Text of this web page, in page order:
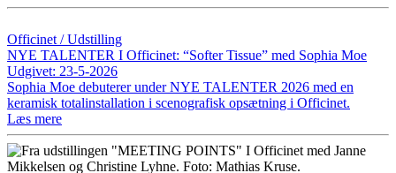
Officinet / Udstilling
NYE TALENTER I Officinet: “Softer Tissue” med Sophia Moe
Udgivet: 23-5-2026
Sophia Moe debuterer under NYE TALENTER 2026 med en
keramisk totalinstallation i scenografisk opsætning i Officinet.
Læs mere